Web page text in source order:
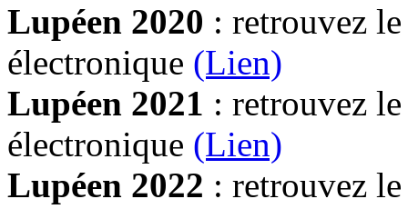
Lupéen 2020 : retrouvez
électronique (Lien)
Lupéen 2021 : retrouvez
électronique (Lien)
Lupéen 2022 : retrouvez